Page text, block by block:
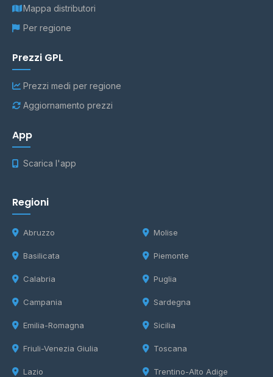
Mappa distributori
Per regione
Prezzi GPL
Prezzi medi per regione
Aggiornamento prezzi
App
Scarica l'app
Regioni
Abruzzo
Basilicata
Calabria
Campania
Emilia-Romagna
Friuli-Venezia Giulia
Lazio
Molise
Piemonte
Puglia
Sardegna
Sicilia
Toscana
Trentino-Alto Adige